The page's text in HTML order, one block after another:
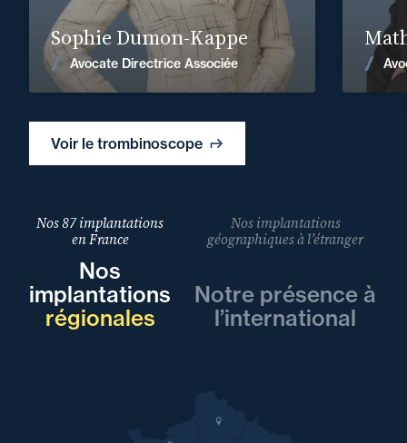
Voir le trombinoscope
Sophie Dumon-Kappe
Avocate Directrice Associée
En savoir plus
Voir les actualités
Nos 87 implantations
en France
Nos
implantations
régionales
Nos implantations
géographiques à l’étranger
Notre présence à
l’international